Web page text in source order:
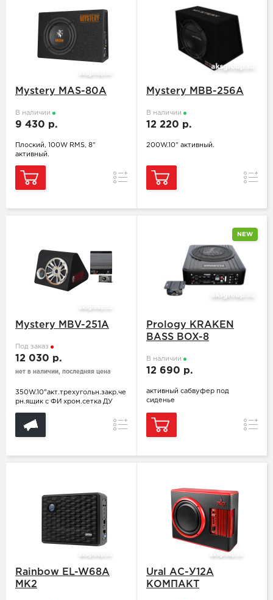
Mystery MAS-80A
В наличии
9 430 р.
Плоский, 100W RMS, 8"
активный.
Сравнение
Mystery MBB-256A
В наличии
12 220 р.
200W.10" активный.
Mystery MBV-251A
Под заказ
12 030 р.
нет в наличии, последняя цена
350W.10"акт.трехугольн.закр.че
рн.ящик с ФИ хром.сетка ДУ
Сравнение
NEW
Prology KRAKEN
BASS BOX-8
В наличии
12 690 р.
активный сабвуфер под
сиденье
Rainbow EL-W68A
MK2
Ural АС-У12A
КОМПАКТ